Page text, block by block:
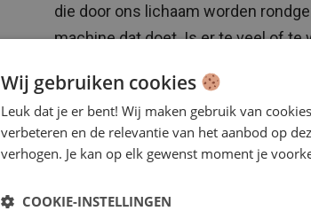
die door ons lichaam worden
machine dat doet. Is er te veel of te
technologie van die tijd: de
Decartes deed zijn bekende ‘Ik
mechanische machine.” En vanaf
Wij gebruiken cookies
Leuk dat je er bent! Wij maken gebruik van
verbeteren en de relevantie van het aanbod op
verhogen. Je kan op elk gewenst moment je
COOKIE-INSTELLINGEN